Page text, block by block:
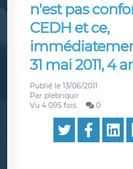
n'est pas
CEDH et ce,
31 mai 2011, 4
Publié le 13/06/2011
Par plebriquir
Vu 4 095 fois
0